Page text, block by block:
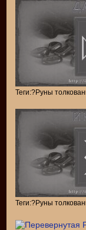
Теги:?Руны
Теги:?Руны